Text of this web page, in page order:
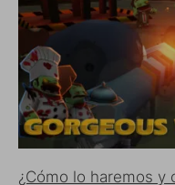
¿Cómo lo haremos y